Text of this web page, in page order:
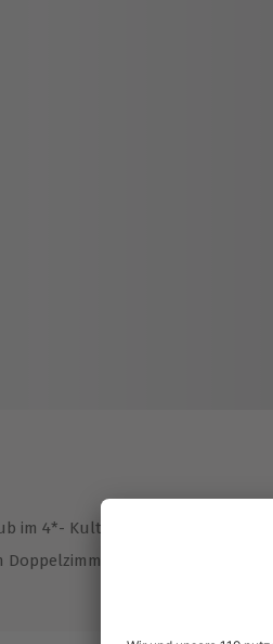
im 4*- Kulturhotel Kaiserhof in